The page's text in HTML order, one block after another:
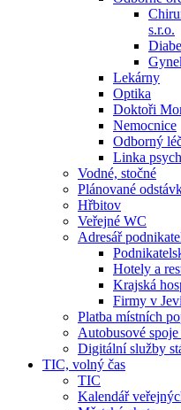
s.r.o.
Lekárny
Optika
Doktoři
Nemocnice
Odborný
Linka
Vodné, stočné
Plánované
Hřbitov
Veřejné WC
Adresář
Hotely a
Krajská
Firmy v
Platba místních
Autobusové
Digitální služby
TIC, volný čas
TIC
Kalendář